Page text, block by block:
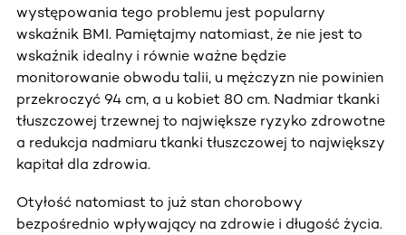
występowania tego problemu jest popularny
wskaźnik BMI. Pamiętajmy natomiast, że nie jest to
wskaźnik idealny i równie ważne będzie
monitorowanie obwodu talii, u mężczyzn nie powinien
przekroczyć 94 cm, a u kobiet 80 cm. Nadmiar tkanki
tłuszczowej trzewnej to największe ryzyko zdrowotne
a redukcja nadmiaru tkanki tłuszczowej to największy
kapitał dla zdrowia.
Otyłość natomiast to już stan chorobowy
bezpośrednio wpływający na zdrowie i długość życia.